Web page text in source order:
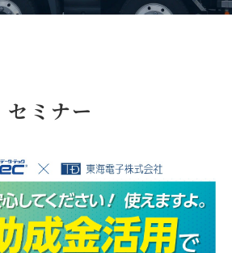
セミナー